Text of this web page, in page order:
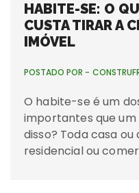
HABITE-SE: O
CUSTA TIRAR A
IMÓVEL
POSTADO POR -
O habite-se é um
importantes que
disso? Toda casa
residencial ou